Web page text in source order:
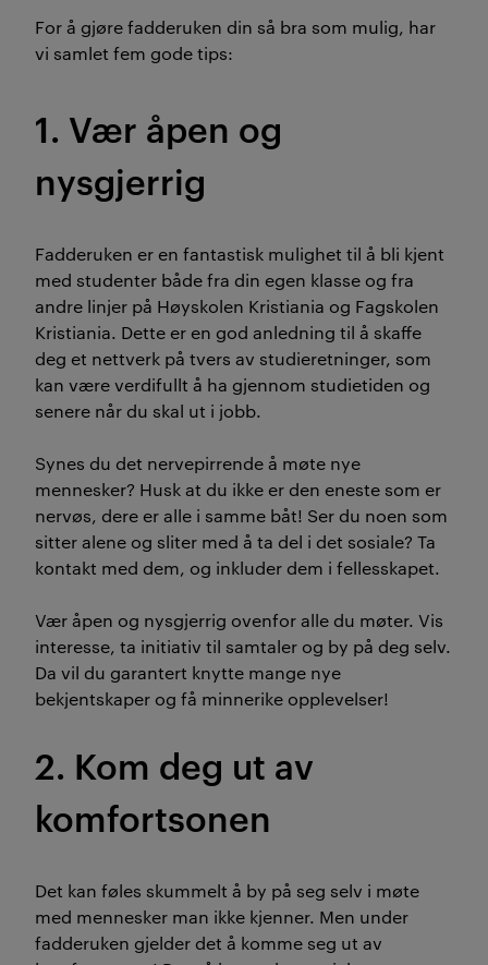
For å gjøre fadderuken din så bra som mulig, har
vi samlet fem gode tips:
1. Vær åpen og
nysgjerrig
Fadderuken er en fantastisk mulighet til å bli kjent
med studenter både fra din egen klasse og fra
andre linjer på Høyskolen Kristiania og Fagskolen
Kristiania. Dette er en god anledning til å skaffe
deg et nettverk på tvers av studieretninger, som
kan være verdifullt å ha gjennom studietiden og
senere når du skal ut i jobb.
Synes du det nervepirrende å møte nye
mennesker? Husk at du ikke er den eneste som er
nervøs, dere er alle i samme båt! Ser du noen som
sitter alene og sliter med å ta del i det sosiale? Ta
kontakt med dem, og inkluder dem i fellesskapet.
Vær åpen og nysgjerrig ovenfor alle du møter. Vis
interesse, ta initiativ til samtaler og by på deg selv.
Da vil du garantert knytte mange nye
bekjentskaper og få minnerike opplevelser!
2. Kom deg ut av
komfortsonen
Det kan føles skummelt å by på seg selv i møte
med mennesker man ikke kjenner. Men under
fadderuken gjelder det å komme seg ut av